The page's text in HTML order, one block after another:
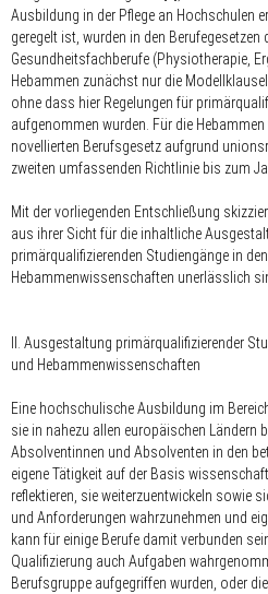
Ausbildung in der Pflege an Hochschulen
geregelt ist, wurden in den Berufegesetzen
Gesundheitsfachberufe (Physiotherapie,
Hebammen zunächst nur die
ohne dass hier Regelungen für
aufgenommen wurden. Für die
novellierten Berufsgesetz aufgrund
zweiten umfassenden Richtlinie bis zum
Mit der vorliegenden Entschließung
aus ihrer Sicht für die inhaltliche
primärqualifizierenden Studiengänge in
Hebammenwissenschaften unerlässlich
II. Ausgestaltung primärqualifizierender
und Hebammenwissenschaften
Eine hochschulische Ausbildung im
sie in nahezu allen europäischen Ländern
Absolventinnen und Absolventen in den
eigene Tätigkeit auf der Basis
reflektieren, sie weiterzuentwickeln sowie
und Anforderungen wahrzunehmen und
kann für einige Berufe damit verbunden
Qualifizierung auch Aufgaben
Berufsgruppe aufgegriffen wurden, oder